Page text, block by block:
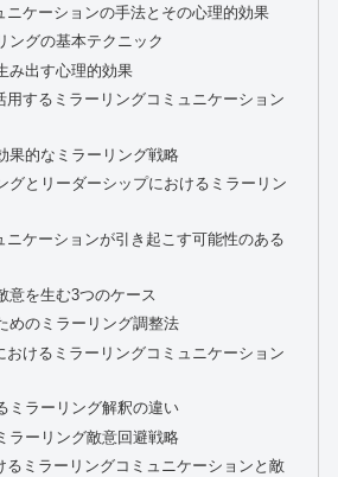
ニケーションの手法とその心理的効果
ングの基本テクニック
み出す心理的効果
用するミラーリングコミュニケーション
果的なミラーリング戦略
グとリーダーシップにおけるミラーリン
ニケーションが引き起こす可能性のある
意を生む3つのケース
めのミラーリング調整法
おけるミラーリングコミュニケーション
ミラーリング解釈の違い
ラーリング敵意回避戦略
るミラーリングコミュニケーションと敵